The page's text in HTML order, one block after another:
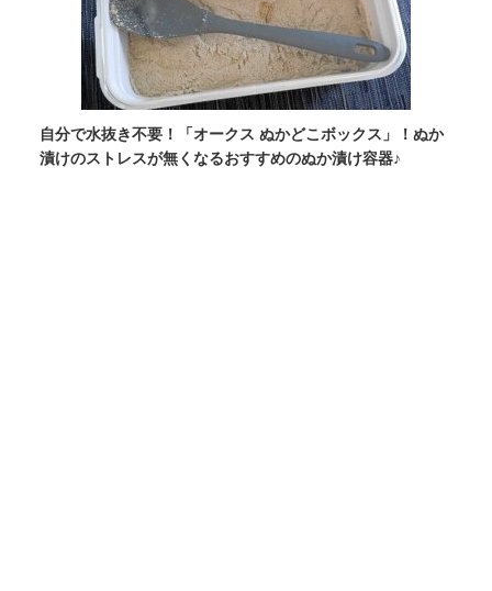
自分で水抜き不要！「オークス ぬかどこボックス」！ぬか
漬けのストレスが無くなるおすすめのぬか漬け容器♪